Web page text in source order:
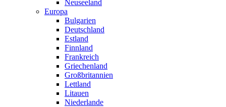
Neuseeland
Europa
Bulgarien
Deutschland
Estland
Finnland
Frankreich
Griechenland
Großbritannien
Lettland
Litauen
Niederlande